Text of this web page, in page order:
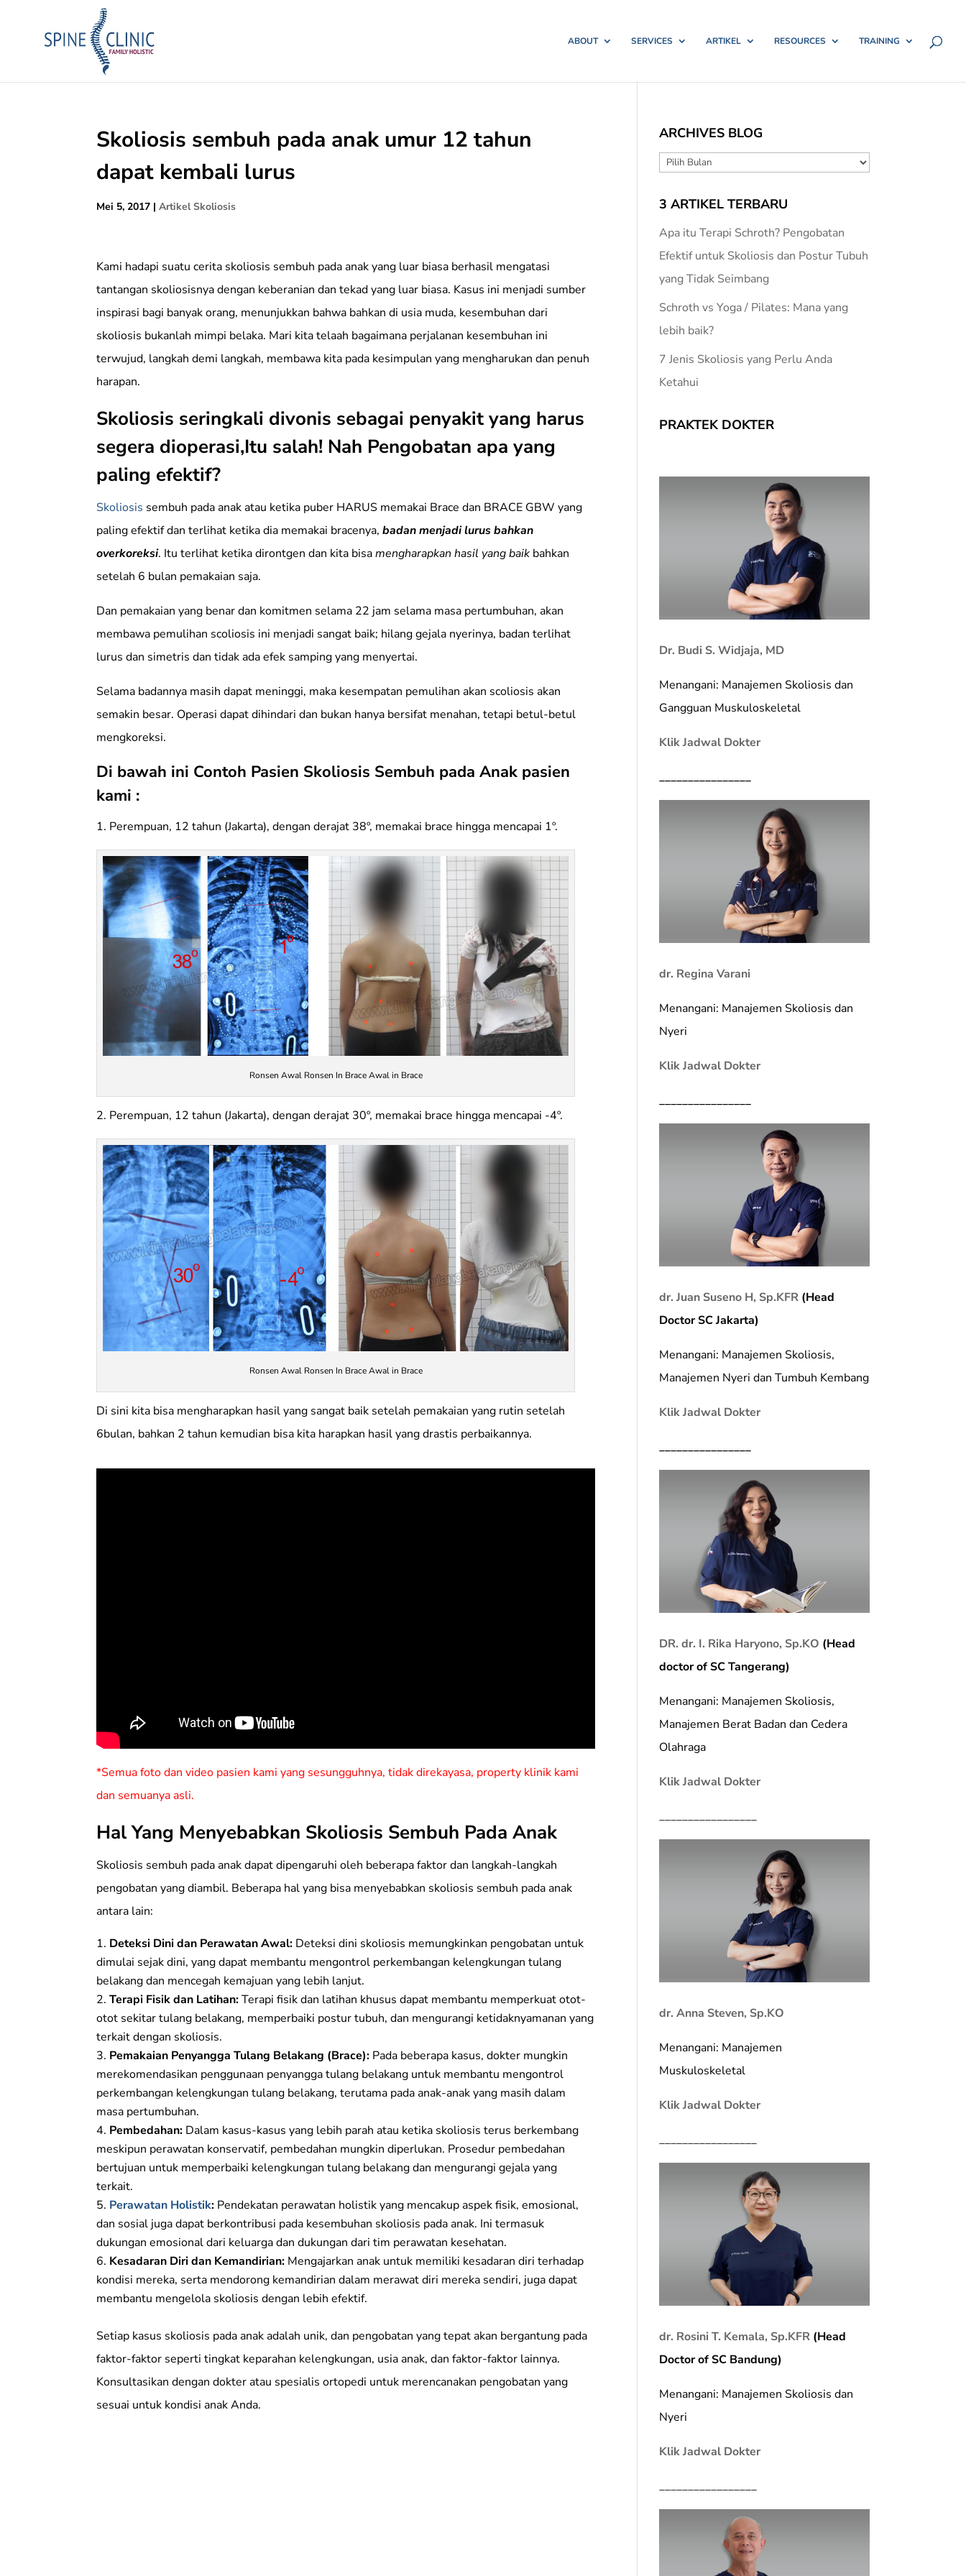
ABOUT SERVICES ARTIKEL RESOURCES TRAINING
Skoliosis sembuh pada anak umur 12 tahun
dapat kembali lurus
Mei 5, 2017 |Artikel Skoliosis
Kami hadapi suatu cerita skoliosis sembuh pada anak yang luar biasa berhasil mengatasi
tantangan skoliosisnya dengan keberanian dan tekad yang luar biasa. Kasus ini menjadi sumber
inspirasi bagi banyak orang, menunjukkan bahwa bahkan di usia muda, kesembuhan dari
skoliosis bukanlah mimpi belaka. Mari kita telaah bagaimana perjalanan kesembuhan ini
terwujud, langkah demi langkah, membawa kita pada kesimpulan yang mengharukan dan penuh
harapan.
Skoliosis seringkali divonis sebagai penyakit yang harus
segera dioperasi,Itu salah! Nah Pengobatan apa yang
paling efektif?
Skoliosis sembuh pada anak atau ketika puber HARUS memakai Brace dan BRACE GBW yang
paling efektif dan terlihat ketika dia memakai bracenya,badan menjadi lurus bahkan
overkoreksi. Itu terlihat ketika dirontgen dan kita bisamengharapkan hasil yang baik bahkan
setelah 6 bulan pemakaian saja.
Dan pemakaian yang benar dan komitmen selama 22 jam selama masa pertumbuhan, akan
membawa pemulihan scoliosis ini menjadi sangat baik; hilang gejala nyerinya, badan terlihat
lurus dan simetris dan tidak ada efek samping yang menyertai.
Selama badannya masih dapat meninggi, maka kesempatan pemulihan akan scoliosis akan
semakin besar. Operasi dapat dihindari dan bukan hanya bersifat menahan, tetapi betul-betul
mengkoreksi.
Di bawah ini Contoh Pasien Skoliosis Sembuh pada Anak pasien
kami :
1. Perempuan, 12 tahun (Jakarta), dengan derajat 38º, memakai brace hingga mencapai 1º.
Ronsen Awal Ronsen In Brace Awal in Brace
2. Perempuan, 12 tahun (Jakarta), dengan derajat 30º, memakai brace hingga mencapai -4º.
Ronsen Awal Ronsen In Brace Awal in Brace
Di sini kita bisa mengharapkan hasil yang sangat baik setelah pemakaian yang rutin setelah
6bulan, bahkan 2 tahun kemudian bisa kita harapkan hasil yang drastis perbaikannya.
*Semua foto dan video pasien kami yang sesungguhnya, tidak direkayasa, property klinik kami
dan semuanya asli.
Hal Yang Menyebabkan Skoliosis Sembuh Pada Anak
Skoliosis sembuh pada anak dapat dipengaruhi oleh beberapa faktor dan langkah-langkah
pengobatan yang diambil. Beberapa hal yang bisa menyebabkan skoliosis sembuh pada anak
antara lain:
Deteksi Dini dan Perawatan Awal: Deteksi dini skoliosis memungkinkan pengobatan untuk
dimulai sejak dini, yang dapat membantu mengontrol perkembangan kelengkungan tulang
belakang dan mencegah kemajuan yang lebih lanjut.
Terapi Fisik dan Latihan:Terapi fisik dan latihan khusus dapat membantu memperkuat otot-
otot sekitar tulang belakang, memperbaiki postur tubuh, dan mengurangi ketidaknyamanan yang
terkait dengan skoliosis.
Pemakaian Penyangga Tulang Belakang (Brace): Pada beberapa kasus, dokter mungkin
merekomendasikan penggunaan penyangga tulang belakang untuk membantu mengontrol
perkembangan kelengkungan tulang belakang, terutama pada anak-anak yang masih dalam
masa pertumbuhan.
Pembedahan: Dalam kasus-kasus yang lebih parah atau ketika skoliosis terus berkembang
meskipun perawatan konservatif, pembedahan mungkin diperlukan. Prosedur pembedahan
bertujuan untuk memperbaiki kelengkungan tulang belakang dan mengurangi gejala yang
terkait.
Perawatan Holistik: Pendekatan perawatan holistik yang mencakup aspek fisik, emosional,
dan sosial juga dapat berkontribusi pada kesembuhan skoliosis pada anak. Ini termasuk
dukungan emosional dari keluarga dan dukungan dari tim perawatan kesehatan.
Kesadaran Diri dan Kemandirian: Mengajarkan anak untuk memiliki kesadaran diri terhadap
kondisi mereka, serta mendorong kemandirian dalam merawat diri mereka sendiri, juga dapat
membantu mengelola skoliosis dengan lebih efektif.
Setiap kasus skoliosis pada anak adalah unik, dan pengobatan yang tepat akan bergantung pada
faktor-faktor seperti tingkat keparahan kelengkungan, usia anak, dan faktor-faktor lainnya.
Konsultasikan dengan dokter atau spesialis ortopedi untuk merencanakan pengobatan yang
sesuai untuk kondisi anak Anda.
ARCHIVES BLOG
ARCHIVES
3 ARTIKEL TERBARU
Apa itu Terapi Schroth? Pengobatan
Efektif untuk Skoliosis dan Postur Tubuh
yang Tidak Seimbang
Schroth vs Yoga / Pilates: Mana yang
lebih baik?
7 Jenis Skoliosis yang Perlu Anda
Ketahui
PRAKTEK DOKTER
Dr. Budi S. Widjaja, MD
Menangani: Manajemen Skoliosis dan
Gangguan Muskuloskeletal
Klik Jadwal Dokter
________________
dr. Regina Varani
Menangani: Manajemen Skoliosis dan
Nyeri
Klik Jadwal Dokter
________________
dr. Juan Suseno H, Sp.KFR (Head
Doctor SC Jakarta)
Menangani: Manajemen Skoliosis,
Manajemen Nyeri dan Tumbuh Kembang
Klik Jadwal Dokter
________________
DR. dr. I. Rika Haryono, Sp.KO (Head
doctor of SC Tangerang)
Menangani: Manajemen Skoliosis,
Manajemen Berat Badan dan Cedera
Olahraga
Klik Jadwal Dokter
_________________
dr. Anna Steven, Sp.KO
Menangani: Manajemen
Muskuloskeletal
Klik Jadwal Dokter
_________________
dr. Rosini T. Kemala, Sp.KFR (Head
Doctor of SC Bandung)
Menangani: Manajemen Skoliosis dan
Nyeri
Klik Jadwal Dokter
_________________